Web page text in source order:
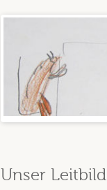
Unser Leitbild